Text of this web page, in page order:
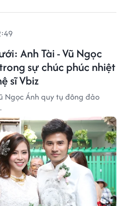
Anh Tài - Vũ Ngọc
sự chúc phúc nhiệt
sĩ Vbiz
Ngọc Ánh quy tụ đông đảo